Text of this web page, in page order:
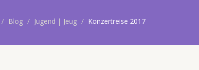
Blog Jugend | Jeug Konzertreise 2017